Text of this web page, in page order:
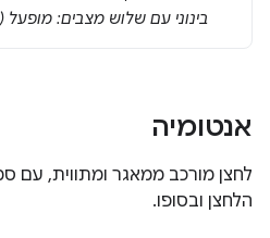
בינוני עם שלוש מצבים: מופעל (1), מודגש (2) ולחוץ
אנטומיה
לחצן מורכב ממאגר ומתווית, עם
הלחצן ובסופו.